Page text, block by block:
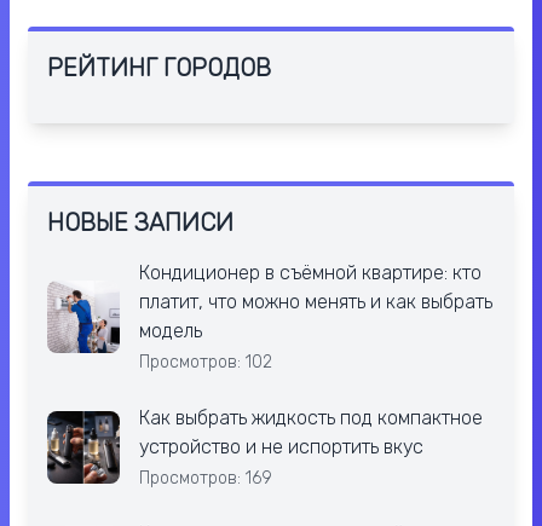
РЕЙТИНГ ГОРОДОВ
НОВЫЕ ЗАПИСИ
Кондиционер в съёмной квартире: кто
платит, что можно менять и как выбрать
модель
Просмотров: 102
Как выбрать жидкость под компактное
устройство и не испортить вкус
Просмотров: 169